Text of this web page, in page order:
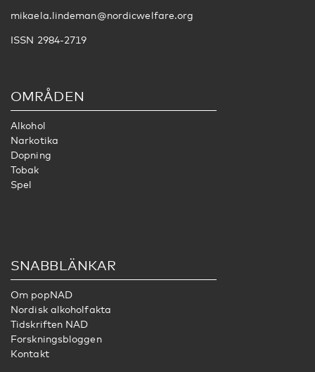
mikaela.lindeman@nordicwelfare.org
ISSN 2984-2719
OMRÅDEN
Alkohol
Narkotika
Dopning
Tobak
Spel
SNABBLÄNKAR
Om popNAD
Nordisk alkoholfakta
Tidskriften NAD
Forskningsbloggen
Kontakt